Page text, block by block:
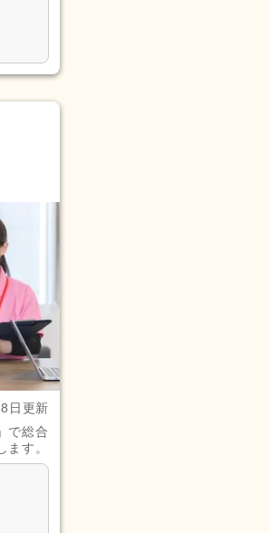
日更新
で総合
す。